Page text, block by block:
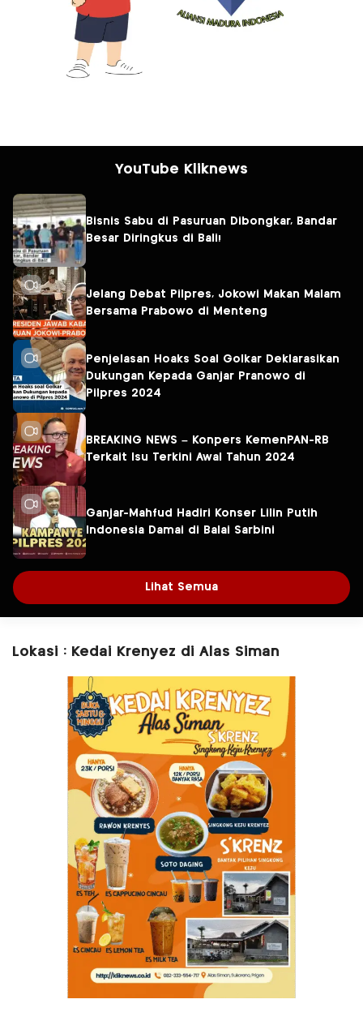
YouTube Kliknews
Bisnis Sabu di Pasuruan Dibongkar, Bandar
Besar Diringkus di Bali!
Jelang Debat Pilpres, Jokowi Makan Malam
Bersama Prabowo di Menteng
Penjelasan Hoaks Soal Golkar Deklarasikan
Dukungan Kepada Ganjar Pranowo di
Pilpres 2024
BREAKING NEWS – Konpers KemenPAN-RB
Terkait Isu Terkini Awal Tahun 2024
Ganjar-Mahfud Hadiri Konser Lilin Putih
Indonesia Damai di Balai Sarbini
Lihat Semua
Lokasi : Kedai Krenyez di Alas Siman